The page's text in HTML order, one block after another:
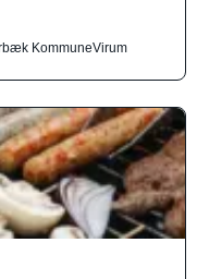
KommuneVirum